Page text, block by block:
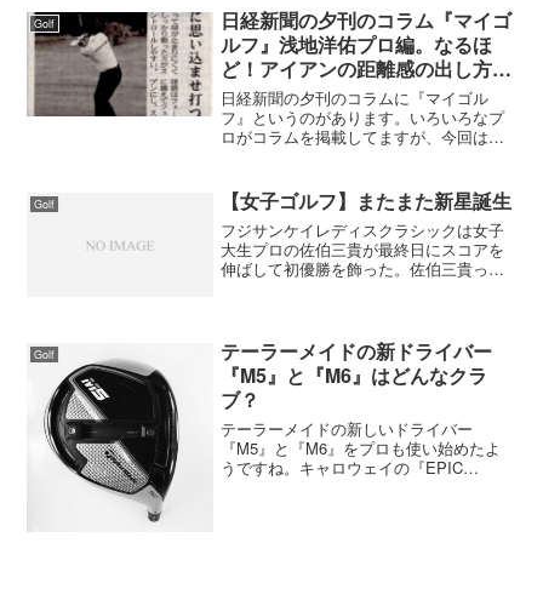
ファーのために特別にデザイン・設計し
た逸品だ。日本では当然の...
Golf
日経新聞の夕刊のコラム『マイゴ
ルフ』浅地洋佑プロ編。なるほ
ど！アイアンの距離感の出し方が
分かった。
日経新聞の夕刊のコラムに『マイゴル
フ』というのがあります。いろいろなプ
ロがコラムを掲載してますが、今回は浅
アにいいヒントがいくつかありました。
ボールの位置で距離をコント...
Golf 【女子ゴルフ】またまた新星誕生
フジサンケイレディスクラシックは女子
大生プロの佐伯三貴が最終日にスコアを
伸ばして初優勝を飾った。佐伯三貴っ
れからの活躍に期待したいで...
Golf
テーラーメイドの新ドライバー
『M5』と『M6』はどんなクラ
ブ？
テーラーメイドの新しいドライバー
『M5』と『M6』をプロも使い始めたよ
うですね。キャロウェイの『EPIC